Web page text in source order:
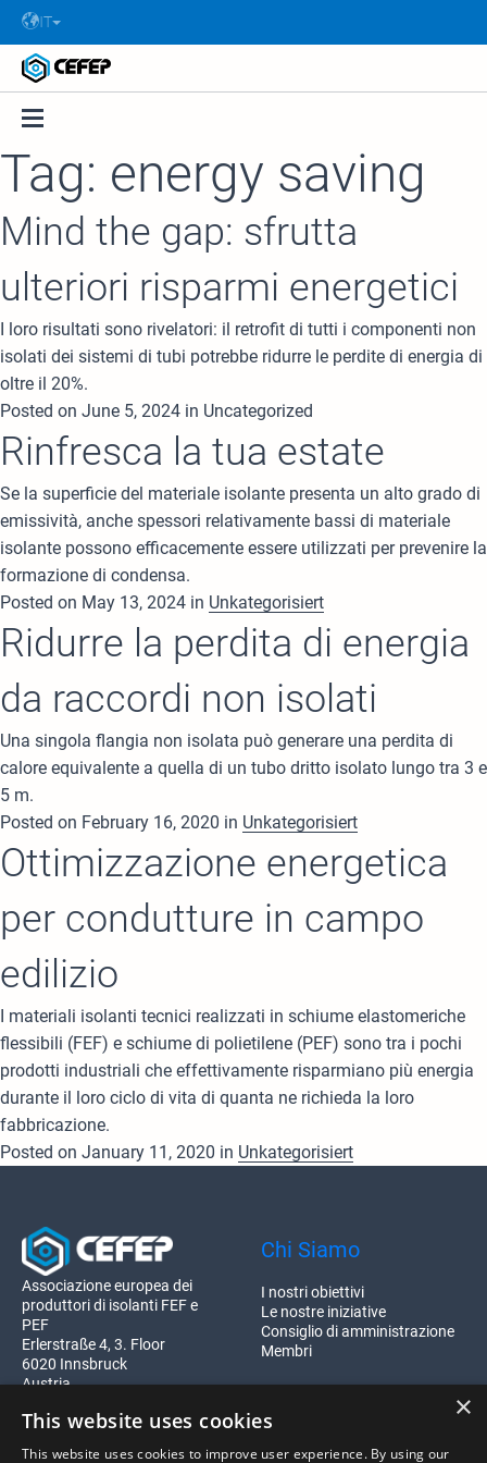
IT
Tag: energy saving
Mind the gap: sfrutta
ulteriori risparmi energetici
I loro risultati sono rivelatori: il retrofit di tutti i componenti non
isolati dei sistemi di tubi potrebbe ridurre le perdite di energia di
oltre il 20%.
Posted on June 5, 2024 in Uncategorized
Rinfresca la tua estate
Se la superficie del materiale isolante presenta un alto grado di
emissività, anche spessori relativamente bassi di materiale
isolante possono efficacemente essere utilizzati per prevenire la
formazione di condensa.
Posted on May 13, 2024 in Unkategorisiert
Ridurre la perdita di energia
da raccordi non isolati
Una singola flangia non isolata può generare una perdita di
calore equivalente a quella di un tubo dritto isolato lungo tra 3 e
5 m.
Posted on February 16, 2020 in Unkategorisiert
Ottimizzazione energetica
per condutture in campo
edilizio
I materiali isolanti tecnici realizzati in schiume elastomeriche
flessibili (FEF) e schiume di polietilene (PEF) sono tra i pochi
prodotti industriali che effettivamente risparmiano più energia
durante il loro ciclo di vita di quanta ne richieda la loro
fabbricazione.
Posted on January 11, 2020 in Unkategorisiert
Associazione europea dei
produttori di isolanti FEF e
PEF
Erlerstraße 4, 3. Floor
6020 Innsbruck
Austria
Chi Siamo
I nostri obiettivi
Le nostre iniziative
Consiglio di amministrazione
Membri
×
This website uses cookies
This website uses cookies to improve user experience. By using our